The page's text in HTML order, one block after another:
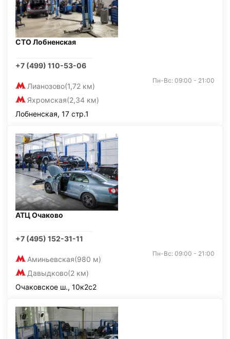
СТО Лобненская
+7 (499) 110-53-06
Лианозово(1,72 км)
Яхромская(2,34 км)
Пн-Вс: 09:00 - 21:00
Лобненская, 17 стр.1
АТЦ Очаково
+7 (495) 152-31-11
Аминьевская(980 м)
Давыдково(2 км)
Пн-Вс: 09:00 - 21:00
Очаковское ш., 10к2с2